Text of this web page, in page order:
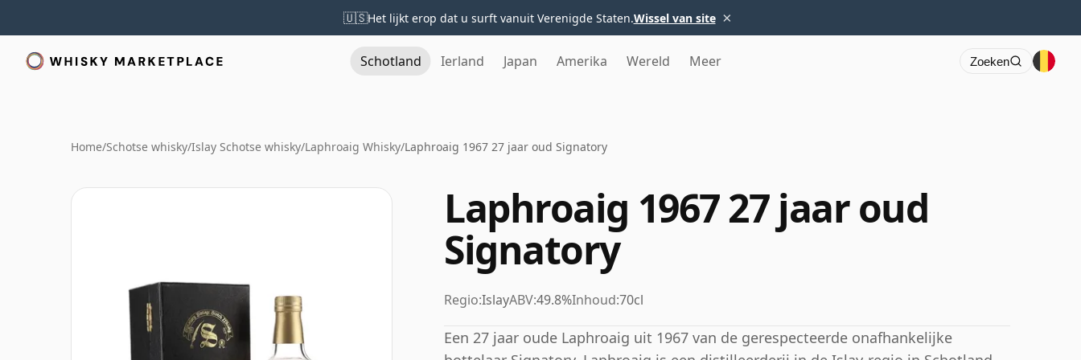
🇺🇸Het lijkt erop dat u surft vanuit Verenigde Staten.Wissel van site ×
Schotland Ierland Japan Amerika Wereld Meer Zoeken
Home/Schotse whisky/Islay Schotse whisky/Laphroaig Whisky/Laphroaig 1967 27 jaar oud Signatory
Laphroaig 1967 27 jaar oud
Signatory
Regio:IslayABV:49.8%Inhoud:70cl
Een 27 jaar oude Laphroaig uit 1967 van de gerespecteerde onafhankelijke